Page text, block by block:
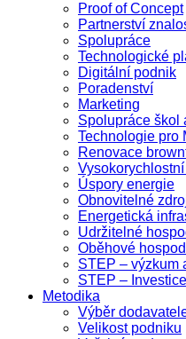
Proof of Concept
Partnerství
Spolupráce
Technologické
Digitální podnik
Poradenství
Marketing
Spolupráce škol
Technologie pro
Renovace
Úspory energie
Obnovitelné
Energetická
Udržitelné
Oběhové
STEP – výzkum
STEP –
Metodika
Výběr
Velikost podniku